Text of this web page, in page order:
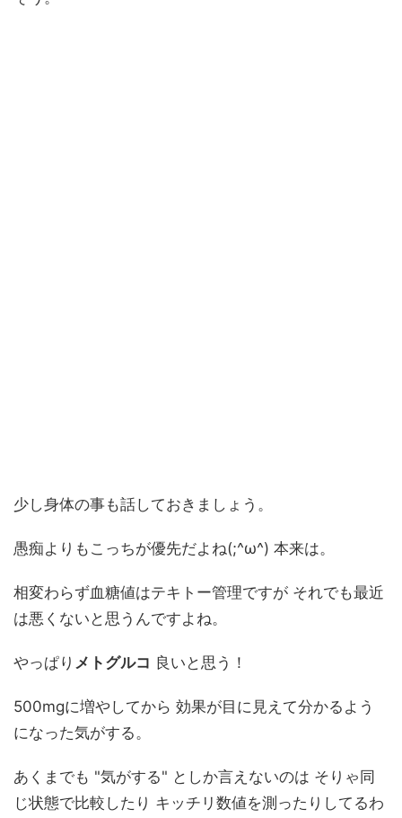
少し身体の事も話しておきましょう。
愚痴よりもこっちが優先だよね(;^ω^) 本来は。
相変わらず血糖値はテキトー管理ですが それでも最近
は悪くないと思うんですよね。
やっぱり メトグルコ 良いと思う！
500mgに増やしてから 効果が目に見えて分かるよう
になった気がする。
あくまでも "気がする" としか言えないのは そりゃ同
じ状態で比較したり キッチリ数値を測ったりしてるわ